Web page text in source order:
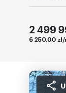
2 499
6 250,00 zł/